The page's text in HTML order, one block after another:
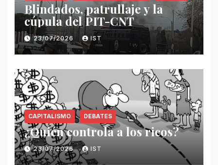
Blindados, patrullaje y la
cúpula del PIT-CNT
23/07/2026 IST
CAPITALISMO DEBATES
¿Quién controla a los ricos?
23/07/2026 IST